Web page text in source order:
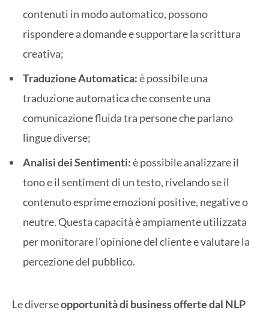
contenuti in modo automatico, possono
rispondere a domande e supportare la scrittura
creativa;
Traduzione Automatica:è possibile una
traduzione automatica che consente una
comunicazione fluida tra persone che parlano
lingue diverse;
Analisi dei Sentimenti:è possibile analizzare il
tono e il sentiment di un testo, rivelando se il
contenuto esprime emozioni positive, negative o
neutre. Questa capacità è ampiamente utilizzata
per monitorare l’opinione del cliente e valutare la
percezione del pubblico.
Le diverseopportunità di business offerte dal NLP